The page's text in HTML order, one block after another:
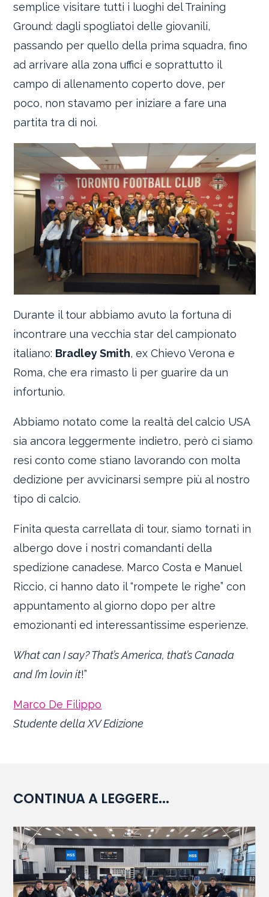
semplice visitare tutti i luoghi del Training
Ground: dagli spogliatoi delle giovanili,
passando per quello della prima squadra, fino
ad arrivare alla zona uffici e soprattutto il
campo di allenamento coperto dove, per
poco, non stavamo per iniziare a fare una
partita tra di noi.
Durante il tour abbiamo avuto la fortuna di
incontrare una vecchia star del campionato
italiano: Bradley Smith, ex Chievo Verona e
Roma, che era rimasto lì per guarire da un
infortunio.
Abbiamo notato come la realtà del calcio USA
sia ancora leggermente indietro, però ci siamo
resi conto come stiano lavorando con molta
dedizione per avvicinarsi sempre più al nostro
tipo di calcio.
Finita questa carrellata di tour, siamo tornati in
albergo dove i nostri comandanti della
spedizione canadese. Marco Costa e Manuel
Riccio, ci hanno dato il “rompete le righe” con
appuntamento al giorno dopo per altre
emozionanti ed interessantissime esperienze.
What can I say? That’s America, that’s Canada
and I’m lovin it!”
Marco De Filippo
Studente della XV Edizione
CONTINUA A LEGGERE...